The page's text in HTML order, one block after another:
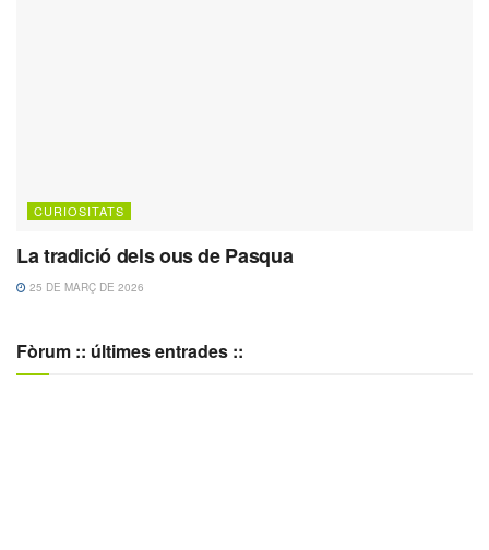
CURIOSITATS
La tradició dels ous de Pasqua
25 DE MARÇ DE 2026
Fòrum :: últimes entrades ::